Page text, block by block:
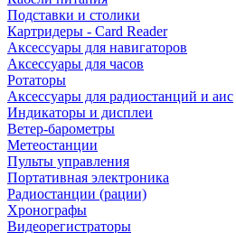
Подставки и столики
Картридеры - Card Reader
Аксессуары для навигаторов
Аксессуары для часов
Ротаторы
Аксессуары для радиостанций и аис
Индикаторы и дисплеи
Ветер-барометры
Метеостанции
Пульты управления
Портативная электроника
Радиостанции (рации)
Хронографы
Видеорегистраторы